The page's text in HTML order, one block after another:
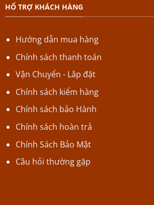
HỔ TRỢ KHÁCH HÀNG
Hướng dẫn mua hàng
Chính sách thanh toán
Vận Chuyển - Lắp đặt
Chính sách kiểm hàng
Chính sách bảo Hành
Chính sách hoàn trả
Chính Sách Bảo Mật
Câu hỏi thường gặp